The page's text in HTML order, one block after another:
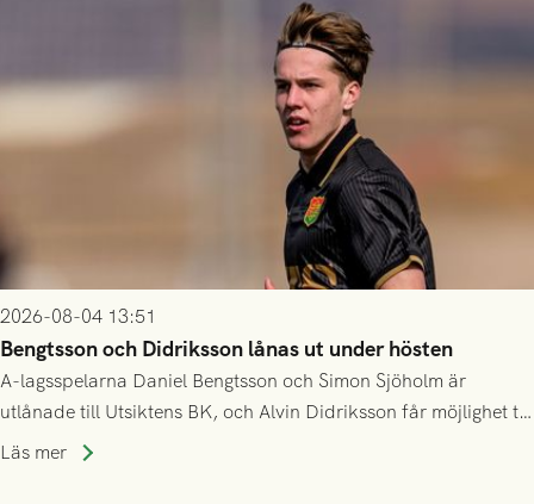
2026-08-04 13:51
Bengtsson och Didriksson lånas ut under hösten
A-lagsspelarna Daniel Bengtsson och Simon Sjöholm är
utlånade till Utsiktens BK, och Alvin Didriksson får möjlighet till
speltid i Hestrafors genom föreningssamarbete.
Läs mer